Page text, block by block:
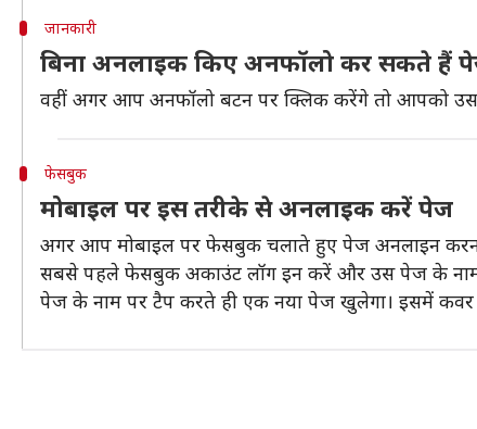
जानकारी
बिना अनलाइक किए अनफॉलो कर सकते हैं
वहीं अगर आप अनफॉलो बटन पर क्लिक करेंगे तो आपको उस
फेसबुक
मोबाइल पर इस तरीके से अनलाइक करें पेज
अगर आप मोबाइल पर फेसबुक चलाते हुए पेज अनलाइन
सबसे पहले फेसबुक अकाउंट लॉग इन करें और उस पेज के
पेज के नाम पर टैप करते ही एक नया पेज खुलेगा। इसमें